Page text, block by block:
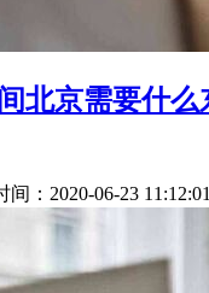
北京需要什么
间：2020-06-23 11:12:01